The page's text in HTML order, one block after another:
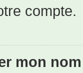
compte.
mon